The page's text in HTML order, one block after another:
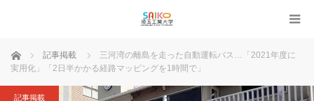
ホーム 記事掲載
三河湾の離島を走った自動運転バス…「2021年度に
実用化」「2日半かかる経路マッピングを1時間で」
記事掲載